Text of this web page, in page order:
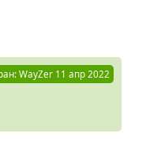
WayZer 11 апр 2022